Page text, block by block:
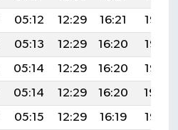
05:12 12:29 16:21
19:37
05:13 12:29 16:20
19:36
05:14 12:29 16:20
19:35
05:14 12:29 16:20
19:34
05:15 12:29 16:19
19:33